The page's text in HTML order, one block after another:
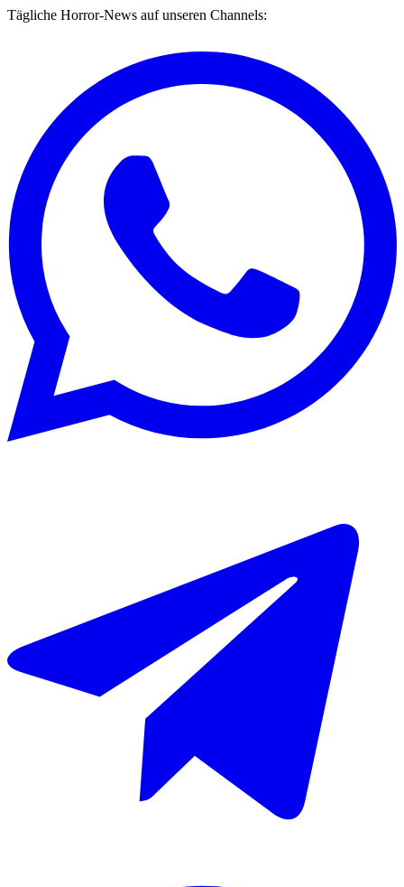
Tägliche Horror-News auf unseren Channels: